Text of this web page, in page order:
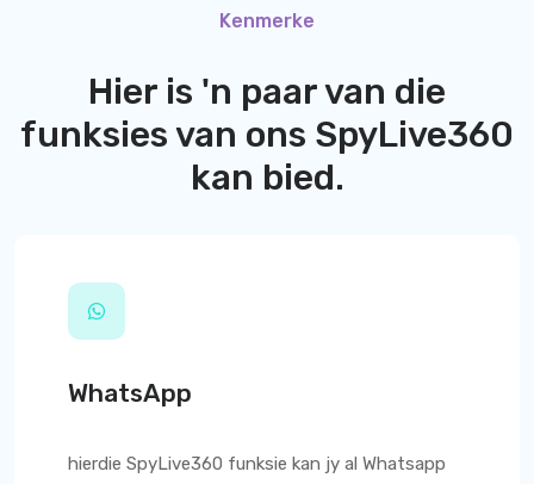
Kenmerke
Hier is 'n paar van die
funksies van ons SpyLive360
kan bied.
WhatsApp
hierdie SpyLive360 funksie kan jy al Whatsapp